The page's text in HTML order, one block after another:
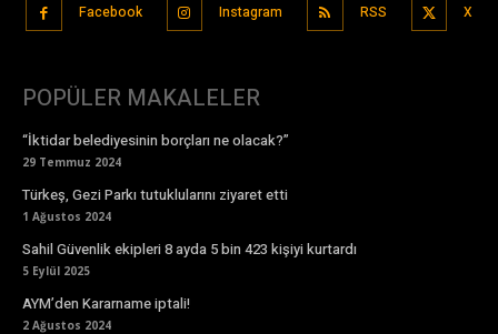
Facebook Instagram RSS X
POPÜLER MAKALELER
“İktidar belediyesinin borçları ne olacak?”
29 Temmuz 2024
Türkeş, Gezi Parkı tutuklularını ziyaret etti
1 Ağustos 2024
Sahil Güvenlik ekipleri 8 ayda 5 bin 423 kişiyi kurtardı
5 Eylül 2025
AYM’den Kararname iptali!
2 Ağustos 2024